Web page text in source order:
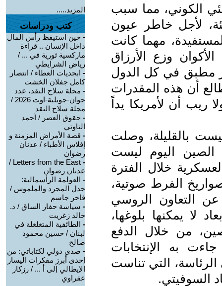
الكوني، مما سبب
لأجل خاطر عيون
مهما كانت
وزع الأرزاق
مطبق في كل الدول
أن هذه المقدرات
ريب أن لأمريكا يداً
بالقليلة، وصلت
اليوم ليست
خلال الفترة
الفرط صوتية،
التعاون الروسي
لا يمكنها بلوغها،
من خلال الدفع
جاءت به الإنتخابات
الرئاسة، التي تناست
السوفيتي.
المزيد.....
كتب ودراسات
- حين استيقظ رأس المال
داخل الإنسان .. قراءة
ماركسية ثورية في ... /
رياض الشرايطي
- ابجديات العطاء / انتصار
كامل جفلان الخشت
- مجلة سلاح النقد، عدد
جوان-جويلية-اوت 2026 /
مجلة سلاح النقد
- حقوق العصر / أحمد
التاوتي
- قصة الأمراض المزمنة و
إفلاس الأطباء / عدنان
رضوان
-
Letters from the East /
عدنان رضوان
- العولمة الرأسمالية:
جدل المجرد والملموس /
فاخر جاسم
- سياسة حفار الساق / د.
خالد زغريت
- الطائفية المتغلغلة في
لبنان / حسين محمود
صالح
- صدى دولي لكتاباتي: من
إحدى أبرز مفكرات اليسار
الإيطالي إلى أ ... / رزكار
عقراوي